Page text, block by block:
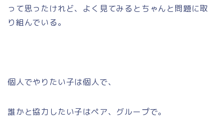
って思ったけれど、よく見てみるとちゃんと問題に取
り組んでいる。
個人でやりたい子は個人で、
誰かと協力したい子はペア、グループで。